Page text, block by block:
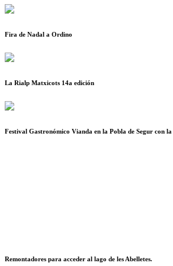
Fira de Nadal a Ordino
La Rialp Matxicots 14a edición
Festival Gastronómico Vianda en la Pobla de Segur con
Remontadores para acceder al lago de les Abelletes.